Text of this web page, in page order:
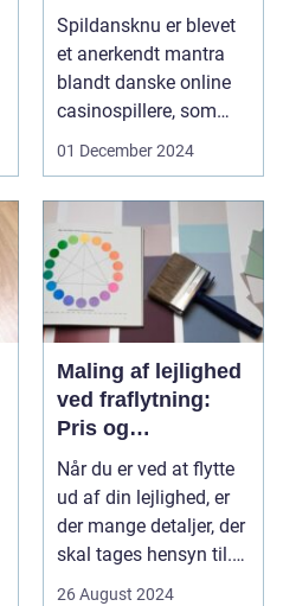
Underholdende
Online Casinoer
Spildansknu er blevet
et anerkendt mantra
blandt danske online
casinospillere, som
søger unde...
01 December 2024
Maling af lejlighed
ved fraflytning:
Pris og
overvejelser
Når du er ved at flytte
ud af din lejlighed, er
der mange detaljer, der
skal tages hensyn til.
En af...
26 August 2024